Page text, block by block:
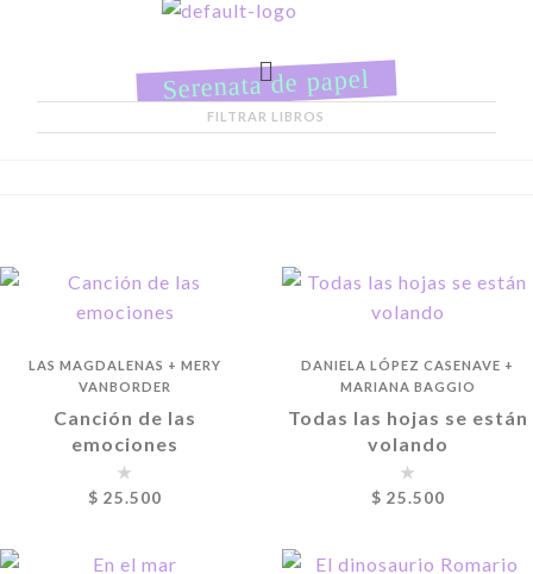
Serenata de papel
LAS MAGDALENAS +MERY
VANBORDER
Canción de las
emociones
$ 25.500
DANIELA LÓPEZ CASENAVE +
MARIANA BAGGIO
Todas las hojas se están
volando
$ 25.500
FILTRAR LIBROS